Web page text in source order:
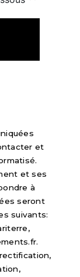
et
et ses
à
seront
suivants: